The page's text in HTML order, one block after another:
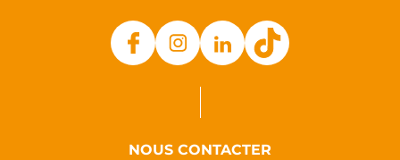
NOUS CONTACTER